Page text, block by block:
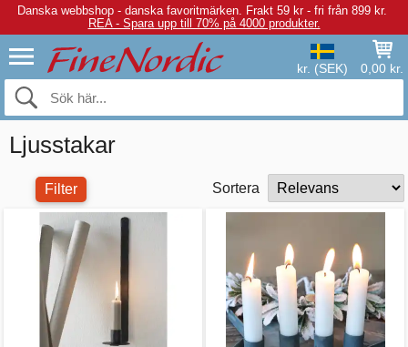
Danska webbshop - danska favoritmärken. Frakt 59 kr - fri från 899 kr.
REA - Spara upp till 70% på 4000 produkter.
kr. (SEK) 0,00 kr.
Ljusstakar
Filter Sortera